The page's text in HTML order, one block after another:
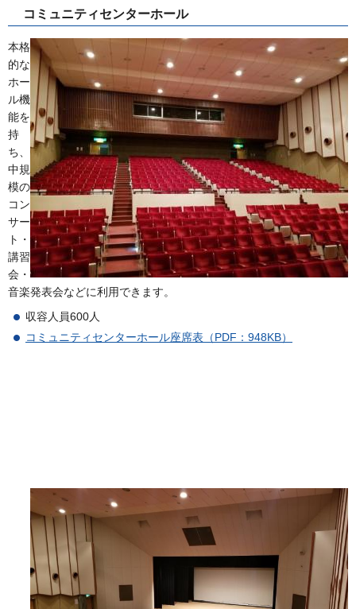
コミュニティセンターホール
本格
的な
ホー
ル機
能を
持
ち、
中規
模の
コン
サー
ト・
講習
会・
音楽発表会などに利用できます。
収容人員600人
コミュニティセンターホール座席表（PDF：948KB）